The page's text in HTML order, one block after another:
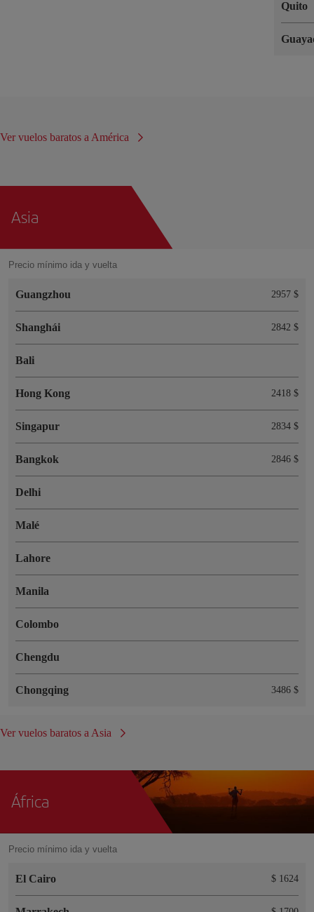
Quito
Ver vuelos baratos a América
Asia
Precio mínimo ida y vuelta
Guangzhou 2957 $
Shanghái 2842 $
Bali
Hong Kong 2418 $
Singapur 2834 $
Bangkok 2846 $
Delhi
Malé
Lahore
Manila
Colombo
Chengdu
Chongqing 3486 $
Ver vuelos baratos a Asia
África
Precio mínimo ida y vuelta
El Cairo $ 1624